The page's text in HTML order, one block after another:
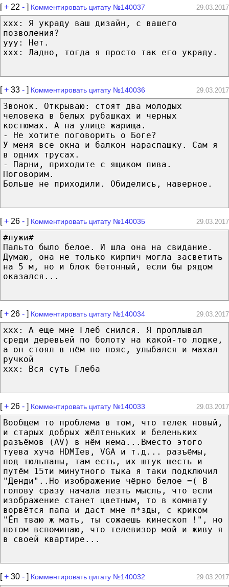
[+ 22 - ] Комментировать цитату №140037 29.03.2017
xxx: Я украду ваш дизайн, с вашего
позволения?
yyy: Нет.
xxx: Ладно, тогда я просто так его украду.
[+ 33 - ] Комментировать цитату №140036 29.03.2017
Звонок. Открываю: стоят два молодых
человека в белых рубашках и черных
костюмах. А на улице жарища.
- Не хотите поговорить о Боге?
У меня все окна и балкон нараспашку. Сам я
в одних трусах.
- Парни, приходите с ящиком пива.
Поговорим.
Больше не приходили. Обиделись, наверное.
[+ 26 - ] Комментировать цитату №140035 29.03.2017
#лужи#
Пальто было белое. И шла она на свидание.
Думаю, она не только кирпич могла засветить
на 5 м, но и блок бетонный, если бы рядом
оказался...
[+ 26 - ] Комментировать цитату №140034 29.03.2017
xxx: А еще мне Глеб снился. Я проплывал
среди деревьей по болоту на какой-то лодке,
а он стоял в нём по пояс, улыбался и махал
ручкой
xxx: Вся суть Глеба
[+ 26 - ] Комментировать цитату №140033 29.03.2017
Вообщем то проблема в том, что телек новый,
и старых добрых жёлтеньких и беленьких
разъёмов (AV) в нём нема...Вместо этого
туева хуча HDMIев, VGA и т.д... разъёмы,
под тюльпаны, там есть, их штук шесть и
путём 15ти минутного тыка я таки подключил
"Денди"..Но изображение чёрно белое =( В
голову сразу начала лезть мысль, что если
изображение станет цветным, то в комнату
ворвётся папа и даст мне п*зды, с криком
"Ёп тваю ж мать, ты сожаешь кинескоп !", но
потом вспоминаю, что телевизор мой и живу я
в своей квартире...
[+ 30 - ] Комментировать цитату №140032 29.03.2017